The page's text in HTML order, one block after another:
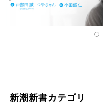
v
新潮新書カテゴリ